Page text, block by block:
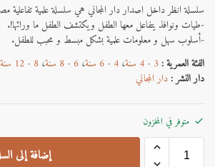
سلسلة انظر داخل اصدار دار المجاني هي سلسلة علمية تفاعلية
-طيات ونوافذ يتفاعل معها الطفل ويكتشف الطفل ما ورائها!.
-أسلوب سهل و معلومات علمية بشكل مبسط و محبب للطفل.
الفئة العمرية :3 - 4 سنة ، 4 - 6 سنة ، 6 - 8 سنة ، 8 - 12 سنة
دار النشر :دار المجاني
متوفر في المخزون
إضافة إلى